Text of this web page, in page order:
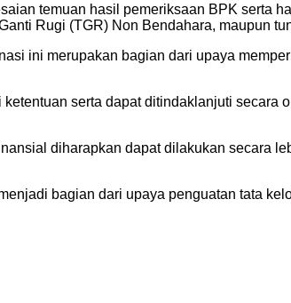
temuan hasil pemeriksaan BPK serta
Rugi (TGR) Non Bendahara, maupun
ini merupakan bagian dari upaya
serta dapat ditindaklanjuti secara
diharapkan dapat dilakukan secara
bagian dari upaya penguatan tata